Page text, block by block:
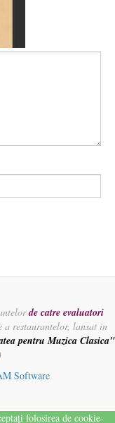
de catre evaluatori
a restaurantelor, lansat in
pentru Muzica Clasica"
)
Software
folosirea de cookie-